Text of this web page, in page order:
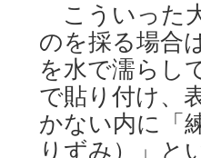
こういった
のを採る場合
を水で濡らし
で貼り付け、
かない内に「
りずみ）」と